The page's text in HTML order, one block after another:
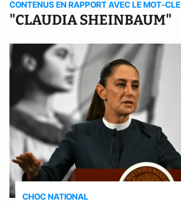
CONTENUS EN RAPPORT AVEC LE MOT-CLE
"CLAUDIA SHEINBAUM"
CHOC NATIONAL